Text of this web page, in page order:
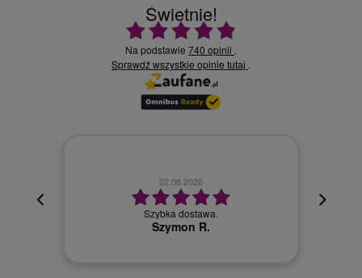
Świetnie!
Ocena średnia 4.9 na 5
Na podstawie 740 opinii .
Sprawdź wszystkie opinie tutaj .
02.08.2026
Szybka dostawa.
Szymon R.